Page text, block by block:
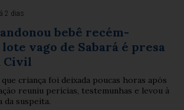
2 dias
bebê recém-
vago de Sabará é presa
Civil
criança foi deixada poucas horas após
reuniu perícias, testemunhas e levou à
da suspeita.